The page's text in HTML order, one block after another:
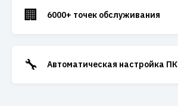
🏢 6000+ точек обслуживания
🔧 Автоматическая настройка ПК